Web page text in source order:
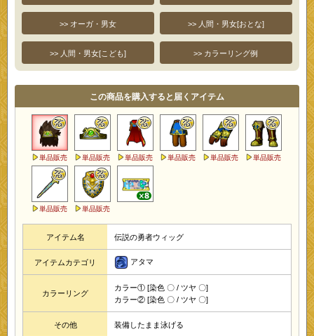
>> オーガ・男女 >> 人間・男女[おとな]
>> 人間・男女[こども] >> カラーリング例
この商品を購入すると届くアイテム
単品販売 単品販売 単品販売 単品販売 単品販売 単品販売
単品販売 単品販売
アイテム名 伝説の勇者ウィッグ
アイテムカテゴリ アタマ
カラーリング
カラー① [染色 〇 / ツヤ 〇]
カラー② [染色 〇 / ツヤ 〇]
その他 装備したまま泳げる